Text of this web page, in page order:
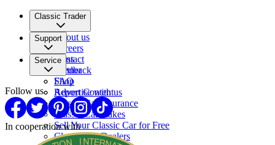
Classic Trader
About us
Careers
Press
Partner
Support
Contact
Feedback
FAQ
Report Content
Service
Shop
Advertise with us
Classic Car Insurance
Classic Car makes
Sell Your Classic Car for Free
Classic Car Dealers
Follow us
In cooperation with